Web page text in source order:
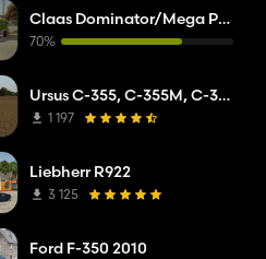
Claas Dominator/Mega Pack
70%
Ursus C-355, C-355M, C-360
1 197
Liebherr R922
3 125
Ford F-350 2010